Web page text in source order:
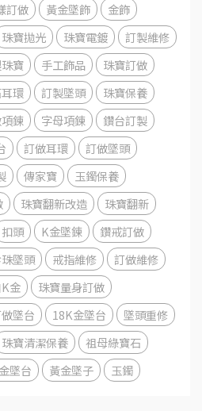
訂做 黃金墜飾
金飾
珠寶拋光 珠寶電鍍
訂製維修
寶 手工飾品
珠寶訂做
環 訂製墜頭
珠寶保養
鍊 字母項鍊
鑽台訂製
訂做耳環
訂做墜頭
傳家寶
玉鐲保養
珠寶翻新改造
珠寶翻新
扣頭 K金墜鍊
鑽戒訂做
墜頭 戒指維修
訂做維修
金
珠寶量身訂做
墜台 18K金墜台
墜頭重修
珠寶清潔保養
祖母綠寶石
墜台 黃金墜子 玉鐲